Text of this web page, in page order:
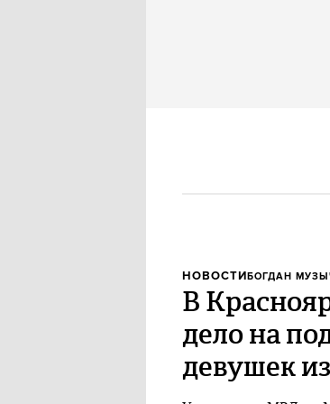
НОВОСТИБОГДАН
В
дело на
девушек